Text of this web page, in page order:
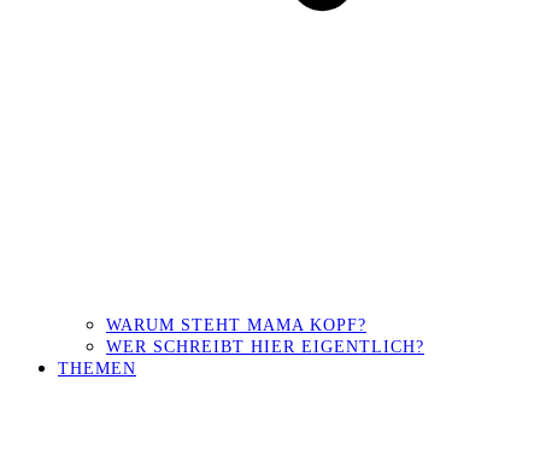
WARUM STEHT MAMA KOPF?
WER SCHREIBT HIER EIGENTLICH?
THEMEN